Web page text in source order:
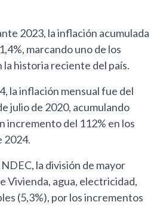
2023, la inflación acumulada
marcando uno de los
la historia reciente del país.
la inflación mensual fue del
julio de 2020, acumulando
incremento del 112% en los
2024.
la división de mayor
Vivienda, agua, electricidad,
(5,3%), por los incrementos